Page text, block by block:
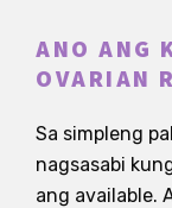
ANO ANG
OVARIAN
Sa simpleng
nagsasabi
ang available.